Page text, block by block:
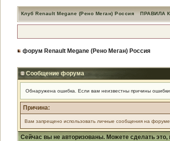
Клуб Renault Megane (Рено Меган) Россия ПРАВИЛА
форум Renault Megane (Рено Меган) Россия
Сообщение форума
Обнаружена ошибка. Если вам неизвестны причины
Причина:
Вам запрещено использовать личные сообщения на форуме
Сейчас вы не авторизованы. Можете сделать